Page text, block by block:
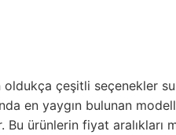
oldukça çeşitli seçenekler
en yaygın bulunan
ürünlerin fiyat aralıkları